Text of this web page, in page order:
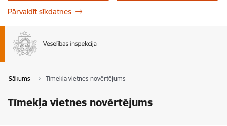
Pārvaldīt sīkdatnes
Sākums Tīmekļa vietnes novērtējums
Tīmekļa vietnes novērtējums